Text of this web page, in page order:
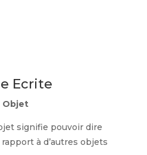
Ecrite
Objet
signifie pouvoir dire
à d’autres objets